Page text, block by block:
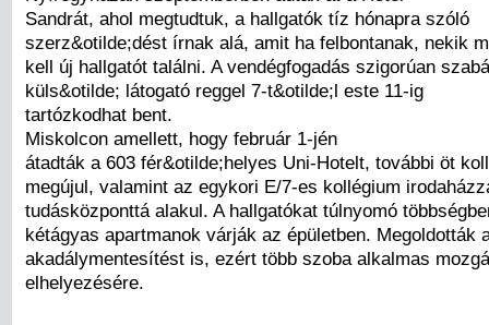
Sandrát, ahol megtudtuk, a hallgatók tíz hónapra szóló
szerz&otilde;dést írnak alá, amit ha felbontanak, nekik
kell új hallgatót találni. A vendégfogadás szigorúan
küls&otilde; látogató reggel 7-t&otilde;l este 11-ig
tartózkodhat bent.
Miskolcon amellett, hogy február 1-jén
átadták a 603 fér&otilde;helyes Uni-Hotelt, további öt
megújul, valamint az egykori E/7-es kollégium
tudásközponttá alakul. A hallgatókat túlnyomó
kétágyas apartmanok várják az épületben. Megoldották
akadálymentesítést is, ezért több szoba alkalmas
elhelyezésére.